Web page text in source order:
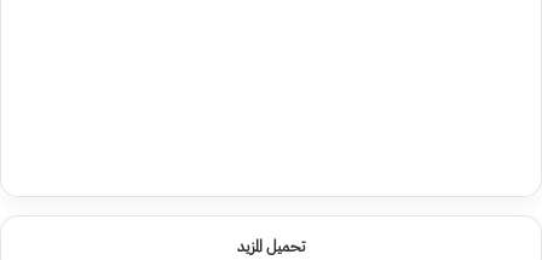
تحميل المزيد